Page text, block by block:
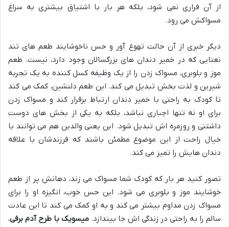
از آن فراری نمی شود، بلکه هر بار با اشتیاق بیشتری به سراغ
مسواکش می رود.
دیگر خبری از آن حالت تهوع آور و حس ناخوشایند طعم های تند
نعنایی که در خمیر دندان های بزرگسالان وجود دارد، نیست. طعم
موز و بلوبری، مسواک زدن را از یک وظیفه کسل کننده به یک تجربه
شیرین و لذت بخش تبدیل می کند. این طعم دلنشین، کمک می کند
تا کودک به راحتی با خمیر دندان ارتباط برقرار کند و مسواک زدن
برای او نه تنها اجباری نباشد، بلکه به یکی از بخش های دوست
داشتنی و روزمره اش تبدیل شود. این یعنی والدین هم می توانند با
خیال راحت از این موضوع مطمئن باشند که فرزندشان با علاقه
دندان هایش را تمیز می کند.
تصور کنید هر بار که کودک شما مسواک می زند، دهانش پر از طعم
خوشایند موز و بلوبری می شود. این حس خوب، انگیزه او را برای
مسواک زدن مداوم بیشتر می کند و به او کمک می کند تا این عادت
سالم را به راحتی در زندگی اش جا بیندازد. میسویک با طرح آدم برفی،